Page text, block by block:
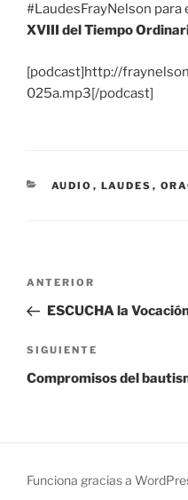
#LaudesFrayNelson para
XVIII del Tiempo
[podcast]http://
025a.mp3[/podcast]
CATEGORÍAS
AUDIO , LAUDES ,
Navegación
entradas
Entrada
anterior:
ANTERIOR
ESCUCHA la
Siguiente
entrada
SIGUIENTE
Compromisos del
Funciona gracias a